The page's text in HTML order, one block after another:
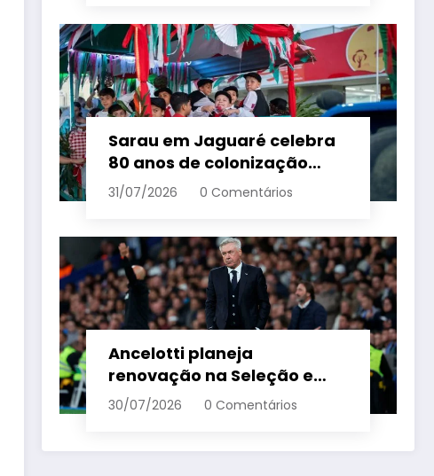
Sarau em Jaguaré celebra
80 anos de colonização
italiana com tradição e
31/07/2026 0 Comentários
Ancelotti planeja
renovação na Seleção e
menciona termo de ciclo
30/07/2026 0 Comentários